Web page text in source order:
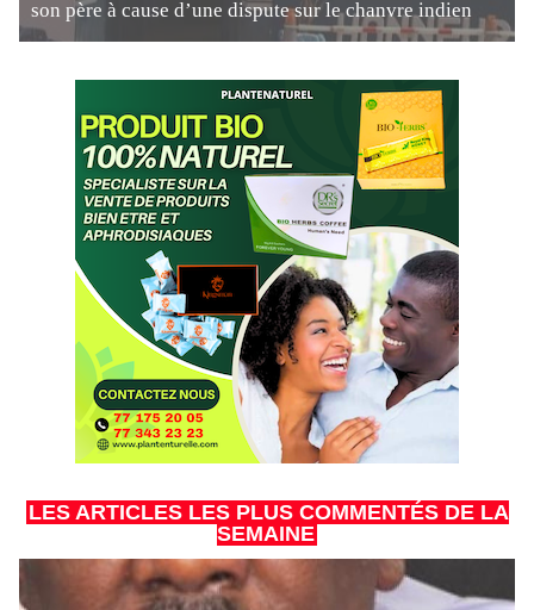
son père à cause d’une dispute sur le chanvre indien
LES ARTICLES LES PLUS COMMENTÉS DE LA
SEMAINE